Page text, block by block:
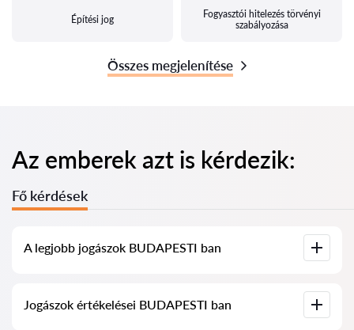
Építési jog
Fogyasztói hitelezés törvényi
szabályozása
Összes megjelenítése
Az emberek azt is kérdezik:
Fő kérdések
A legjobb jogászok BUDAPESTI ban
teljes információval. Árak, értékelések, telefonszám és cím.
Jogászok értékelései BUDAPESTI ban